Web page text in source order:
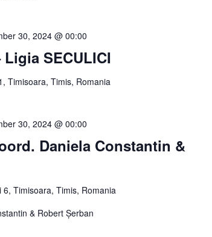
SECULICI
30, 2024 @ 00:00
Timisoara, Timis, Romania
Daniela Constantin &
30, 2024 @ 00:00
6, Timisoara, Timis, Romania
& Robert Șerban